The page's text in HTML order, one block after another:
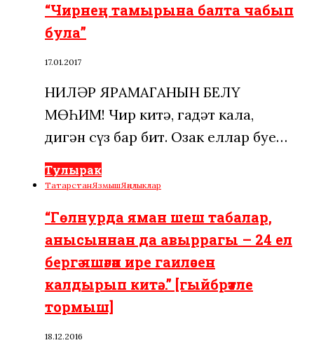
“Чирнең тамырына балта чабып
була”
17.01.2017
НИЛӘР ЯРАМАГАНЫН БЕЛҮ
МӨҺИМ! Чир китә, гадәт кала,
дигән сүз бар бит. Озак еллар буе…
Тулырак
ТатарстанЯзмышЯңалыклар
“Гөлнурда яман шеш табалар,
анысыннан да авыррагы – 24 ел
бергә яшәгән ире гаиләсен
калдырып китә…” [гыйбрәтле
тормыш]
18.12.2016